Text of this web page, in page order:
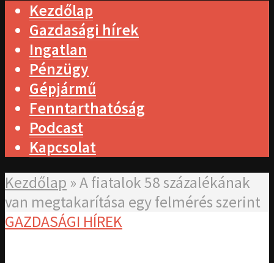
Kezdőlap
Gazdasági hírek
Ingatlan
Pénzügy
Gépjármű
Fenntarthatóság
Podcast
Kapcsolat
Kezdőlap »A fiatalok 58 százalékának
van megtakarítása egy felmérés szerint
GAZDASÁGI HÍREK